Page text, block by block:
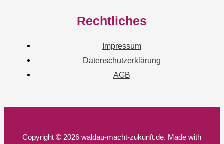
Rechtliches
Impressum
Datenschutzerklärung
AGB
Copyright © 2026 waldau-macht-zukunft.de. Made with